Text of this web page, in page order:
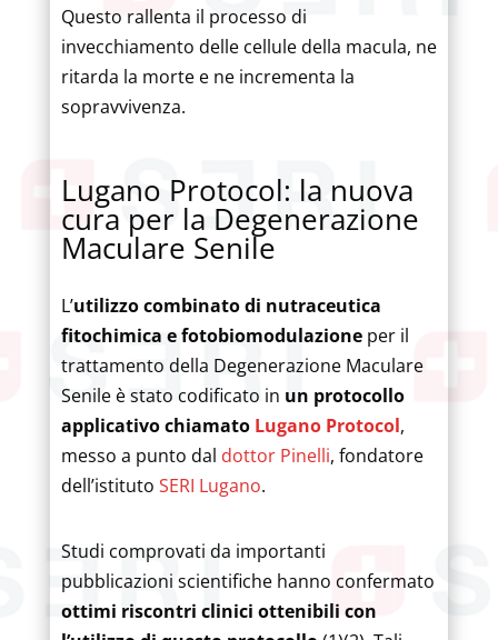
Questo rallenta il processo di
invecchiamento delle cellule della macula, ne
ritarda la morte e ne incrementa la
sopravvivenza.
Lugano Protocol: la nuova
cura per la Degenerazione
Maculare Senile
L’utilizzo combinato di nutraceutica
fitochimica e fotobiomodulazioneper il
trattamento della Degenerazione Maculare
Senile è stato codificato in un protocollo
applicativo chiamato Lugano Protocol,
messo a punto dal dottor Pinelli, fondatore
dell’istituto SERI Lugano.
Studi comprovati da importanti
pubblicazioni scientifiche hanno confermato
ottimi riscontri clinici ottenibili con